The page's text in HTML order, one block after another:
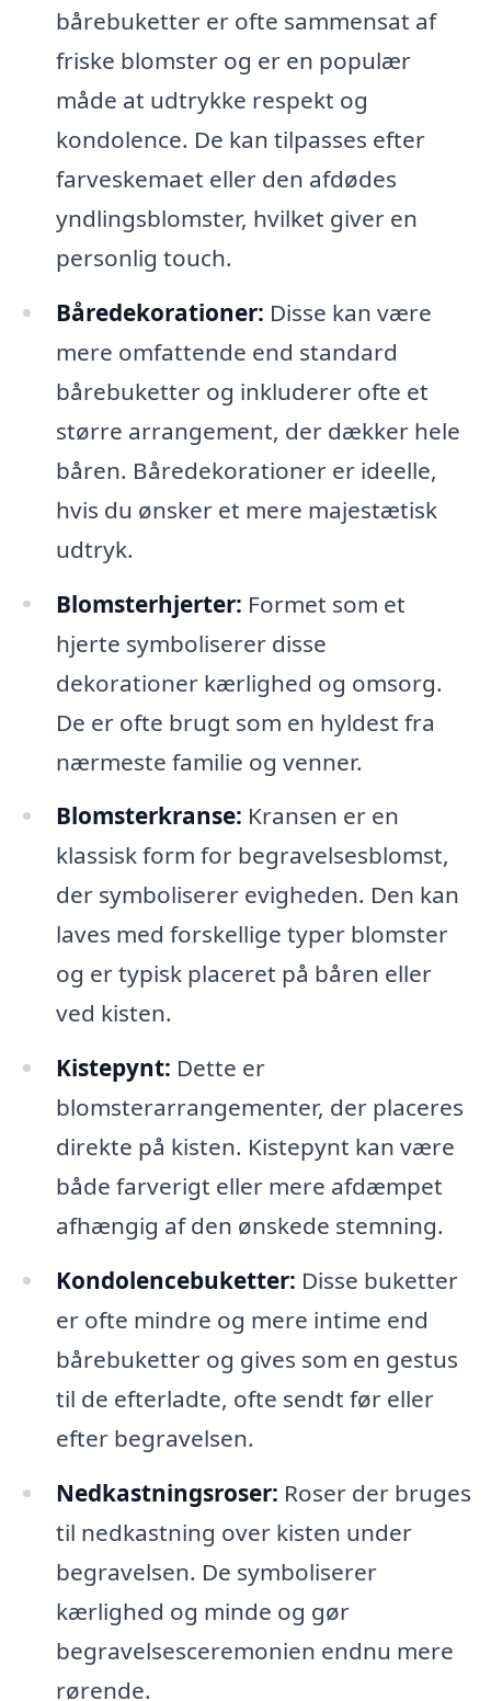
bårebuketter er ofte sammensat af
friske blomster og er en populær
måde at udtrykke respekt og
kondolence. De kan tilpasses efter
farveskemaet eller den afdødes
yndlingsblomster, hvilket giver en
personlig touch.
Båredekorationer: Disse kan være
mere omfattende end standard
bårebuketter og inkluderer ofte et
større arrangement, der dækker hele
båren. Båredekorationer er ideelle,
hvis du ønsker et mere majestætisk
udtryk.
Blomsterhjerter: Formet som et
hjerte symboliserer disse
dekorationer kærlighed og omsorg.
De er ofte brugt som en hyldest fra
nærmeste familie og venner.
Blomsterkranse: Kransen er en
klassisk form for begravelsesblomst,
der symboliserer evigheden. Den kan
laves med forskellige typer blomster
og er typisk placeret på båren eller
ved kisten.
Kistepynt: Dette er
blomsterarrangementer, der placeres
direkte på kisten. Kistepynt kan være
både farverigt eller mere afdæmpet
afhængig af den ønskede stemning.
Kondolencebuketter: Disse buketter
er ofte mindre og mere intime end
bårebuketter og gives som en gestus
til de efterladte, ofte sendt før eller
efter begravelsen.
Nedkastningsroser: Roser der bruges
til nedkastning over kisten under
begravelsen. De symboliserer
kærlighed og minde og gør
begravelsesceremonien endnu mere
rørende.